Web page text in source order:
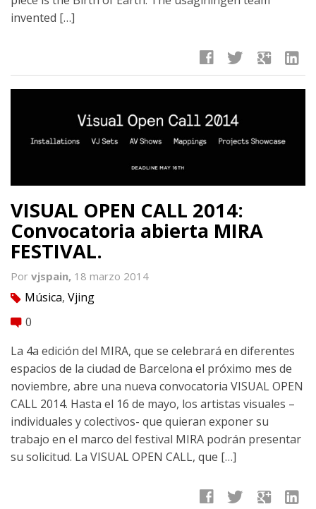
invented […]
facebook twitter google linkedin
VISUAL OPEN CALL 2014:
Convocatoria abierta MIRA
FESTIVAL.
Por vjspain, 18 marzo 2014
tag Música, Vjing
comment 0
La 4a edición del MIRA, que se celebrará en diferentes
espacios de la ciudad de Barcelona el próximo mes de
noviembre, abre una nueva convocatoria VISUAL OPEN
CALL 2014. Hasta el 16 de mayo, los artistas visuales –
individuales y colectivos- que quieran exponer su
trabajo en el marco del festival MIRA podrán presentar
su solicitud. La VISUAL OPEN CALL, que […]
facebook twitter google linkedin